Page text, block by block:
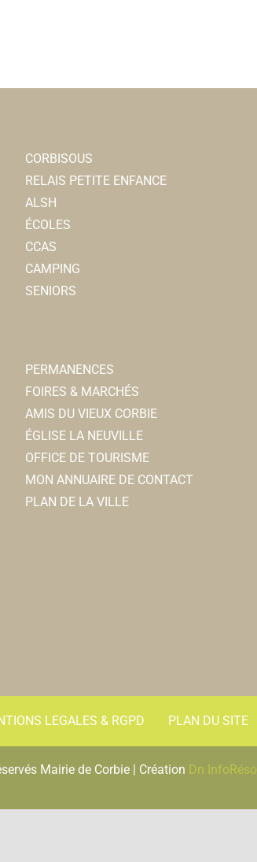
CORBISOUS
RELAIS PETITE ENFANCE
ALSH
ÉCOLES
CCAS
CAMPING
SENIORS
PERMANENCES
FOIRES & MARCHÉS
AMIS DU VIEUX CORBIE
ÉGLISE LA NEUVILLE
OFFICE DE TOURISME
MON ANNUAIRE DE CONTACT
PLAN DE LA VILLE
LEGALES & RGPD PLAN DU SITE
Mairie de Corbie | Création Dn InfoRéso